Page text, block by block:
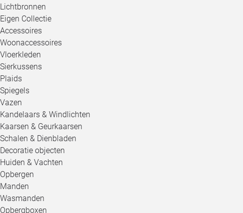
Lichtbronnen
Eigen Collectie
Accessoires
Woonaccessoires
Vloerkleden
Sierkussens
Plaids
Spiegels
Vazen
Kandelaars & Windlichten
Kaarsen & Geurkaarsen
Schalen & Dienbladen
Decoratie objecten
Huiden & Vachten
Opbergen
Manden
Wasmanden
Opbergboxen